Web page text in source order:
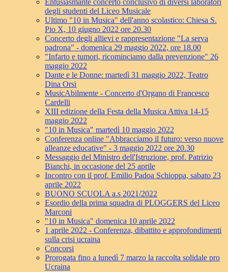
Entusiasmante concerto conclusivo di diversi laboratori
degli studenti del Liceo Musicale
Ultimo "10 in Musica" dell'anno scolastico: Chiesa S.
Pio X, 10 giugno 2022 ore 20.30
Concerto degli allievi e rappresentazione "La serva
padrona" - domenica 29 maggio 2022, ore 18.00
"Infarto e tumori, ricominciamo dalla prevenzione" 26
maggio 2022
Dante e le Donne: martedì 31 maggio 2022, Teatro
Dina Orsi
MusicAbilmente - Concerto d'Organo di Francesco
Cardelli
XIII edizione della Festa della Musica Attiva 14-15
maggio 2022
"10 in Musica" martedì 10 maggio 2022
Conferenza online "Abbracciamo il futuro: verso nuove
alleanze educative" - 3 maggio 2022 ore 20.30
Messaggio del Ministro dell'Istruzione, prof. Patrizio
Bianchi, in occasione del 25 aprile
Incontro con il prof. Emilio Padoa Schioppa, sabato 23
aprile 2022
BUONO SCUOLA a.s 2021/2022
Esordio della prima squadra di PLOGGERS del Liceo
Marconi
"10 in Musica" domenica 10 aprile 2022
1 aprile 2022 - Conferenza, dibattito e approfondimenti
sulla crisi ucraina
Concorsi
Prorogata fino a lunedì 7 marzo la raccolta solidale pro
Ucraina